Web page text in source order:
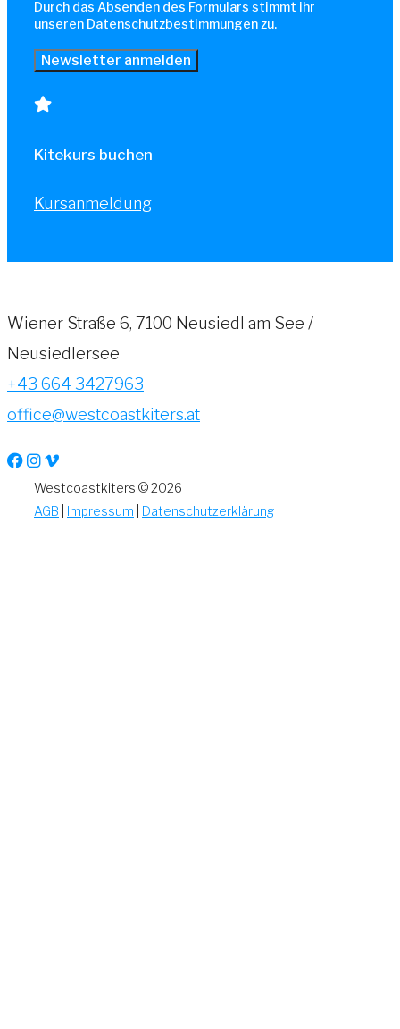
Durch das Absenden des Formulars stimmt ihr
unseren Datenschutzbestimmungen zu.
Kitekurs buchen
Kursanmeldung
Wiener Straße 6, 7100 Neusiedl am See /
Neusiedlersee
+43 664 3427963
office@westcoastkiters.at
Westcoastkiters © 2026
AGB
Impressum Datenschutzerklärung